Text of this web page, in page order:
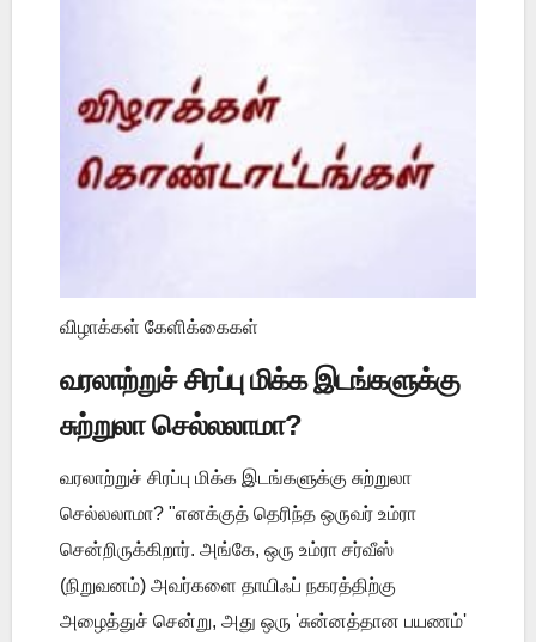
விழாக்கள் கேளிக்கைகள்
வரலாற்றுச் சிரப்பு மிக்க இடங்களுக்கு
சுற்றுலா செல்லலாமா?
வரலாற்றுச் சிரப்பு மிக்க இடங்களுக்கு சுற்றுலா
செல்லலாமா? "எனக்குத் தெரிந்த ஒருவர் உம்ரா
சென்றிருக்கிறார். அங்கே, ஒரு உம்ரா சர்வீஸ்
(நிறுவனம்) அவர்களை தாயிஃப் நகரத்திற்கு
அழைத்துச் சென்று, அது ஒரு 'சுன்னத்தான பயணம்'